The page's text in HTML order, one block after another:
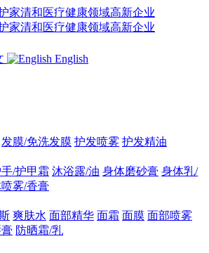
English
发膜/免洗发膜 护发喷雾 护发精油
/护甲霜 沐浴露/油 身体磨砂膏 身体乳/
雾/香膏
爽肤水 面部精华 面霜 面膜 面部喷雾
防晒霜/乳